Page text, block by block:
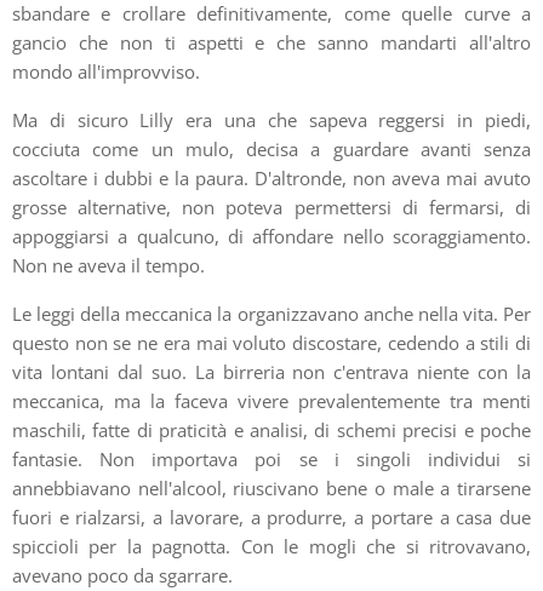
sbandare e crollare definitivamente, come quelle curve a
gancio che non ti aspetti e che sanno mandarti all'altro
mondo all'improvviso.
Ma di sicuro Lilly era una che sapeva reggersi in piedi,
cocciuta come un mulo, decisa a guardare avanti senza
ascoltare i dubbi e la paura. D'altronde, non aveva mai avuto
grosse alternative, non poteva permettersi di fermarsi, di
appoggiarsi a qualcuno, di affondare nello scoraggiamento.
Non ne aveva il tempo.
Le leggi della meccanica la organizzavano anche nella vita. Per
questo non se ne era mai voluto discostare, cedendo a stili di
vita lontani dal suo. La birreria non c'entrava niente con la
meccanica, ma la faceva vivere prevalentemente tra menti
maschili, fatte di praticità e analisi, di schemi precisi e poche
fantasie. Non importava poi se i singoli individui si
annebbiavano nell'alcool, riuscivano bene o male a tirarsene
fuori e rialzarsi, a lavorare, a produrre, a portare a casa due
spiccioli per la pagnotta. Con le mogli che si ritrovavano,
avevano poco da sgarrare.